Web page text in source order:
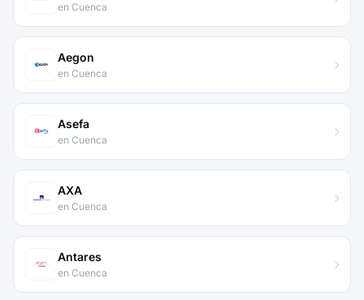
en Cuenca
Aegon
en Cuenca
Asefa
en Cuenca
AXA
en Cuenca
Antares
en Cuenca